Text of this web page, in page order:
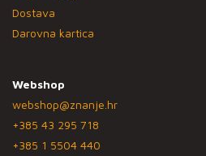
Dostava
Darovna kartica
Webshop
webshop@znanje.hr
+385 43 295 718
+385 1 5504 440